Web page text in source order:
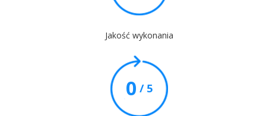
Jakość wykonania
0 / 5